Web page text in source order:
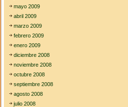
mayo 2009
abril 2009
marzo 2009
febrero 2009
enero 2009
diciembre 2008
noviembre 2008
octubre 2008
septiembre 2008
agosto 2008
julio 2008